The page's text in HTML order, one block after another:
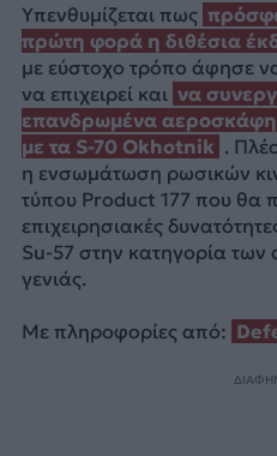
Υπενθυμίζεται πως
πρώτη φορά η διθέσια
με εύστοχο τρόπο άφησε
να επιχειρεί και να
επανδρωμένα αεροσκάφη
με τα S-70 Okhotnik .
η ενσωμάτωση ρωσικών
τύπου Product 177 που θα
επιχειρησιακές
Su-57 στην κατηγορία
γενιάς.
Με πληροφορίες από: